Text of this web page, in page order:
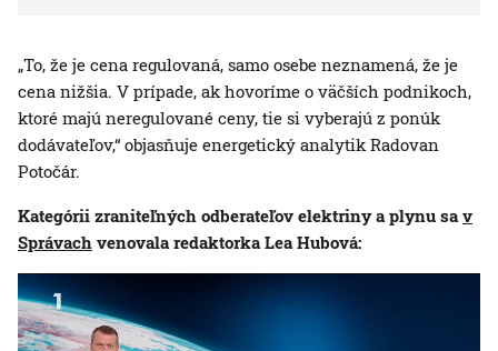
„To, že je cena regulovaná, samo osebe neznamená, že je
cena nižšia. V prípade, ak hovoríme o väčších podnikoch,
ktoré majú neregulované ceny, tie si vyberajú z ponúk
dodávateľov,“ objasňuje energetický analytik Radovan
Potočár.
Kategórii zraniteľných odberateľov elektriny a plynu sav
Správach venovala redaktorka Lea Hubová: